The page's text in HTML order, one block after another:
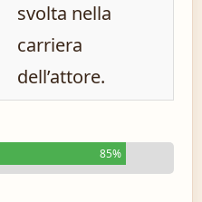
svolta nella
carriera
dell’attore.
85%